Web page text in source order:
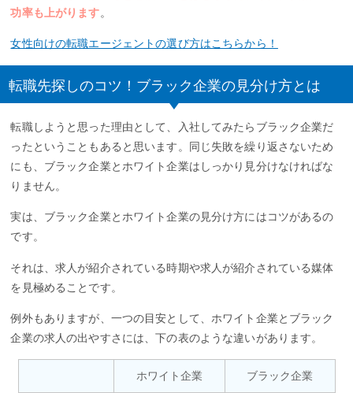
功率も上がります。
女性向けの転職エージェントの選び方はこちらから！
転職先探しのコツ！ブラック企業の見分け方とは
転職しようと思った理由として、入社してみたらブラック企業だ
ったということもあると思います。同じ失敗を繰り返さないため
にも、ブラック企業とホワイト企業はしっかり見分けなければな
りません。
実は、ブラック企業とホワイト企業の見分け方にはコツがあるの
です。
それは、求人が紹介されている時期や求人が紹介されている媒体
を見極めることです。
例外もありますが、一つの目安として、ホワイト企業とブラック
企業の求人の出やすさには、下の表のような違いがあります。
ホワイト企業 ブラック企業